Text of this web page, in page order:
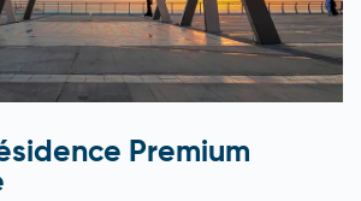
Premium